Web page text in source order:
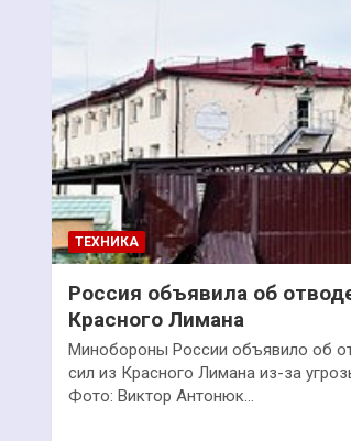
ТЕХНИКА
Россия объявила об
Красного Лимана
Минобороны России объявило об
сил из Красного Лимана из-за
Фото: Виктор Антонюк…